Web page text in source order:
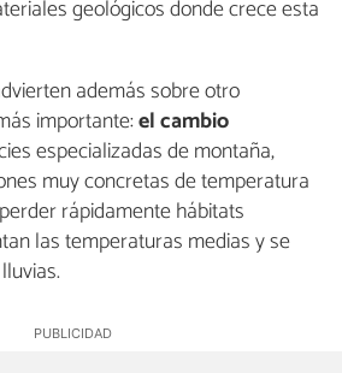
geológicos donde crece esta
además sobre otro
importante:el cambio
especializadas de montaña,
muy concretas de temperatura
rápidamente hábitats
las temperaturas medias y se